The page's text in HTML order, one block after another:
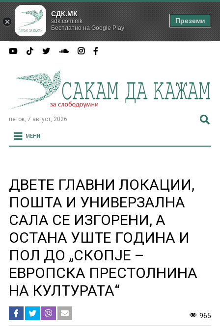
петок, 7 август, 2026
МЕНИ
ДВЕТЕ ГЛАВНИ ЛОКАЦИИ,
ПОШТА И УНИВЕРЗАЛНА
САЛА СЕ ИЗГОРЕНИ, А
ОСТАНА УШТЕ ГОДИНА И
ПОЛ ДО „СКОПЈЕ –
ЕВРОПСКА ПРЕСТОЛНИНА
НА КУЛТУРАТА“
965
СДК.МК
sdk.com.mk
Бесплатно на Google Play
Преземи